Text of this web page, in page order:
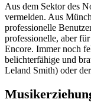
Aus dem Sektor des
vermelden. Aus
professionelle
professionelle, aber
Encore. Immer noch
belichterfähige und
Leland Smith) oder